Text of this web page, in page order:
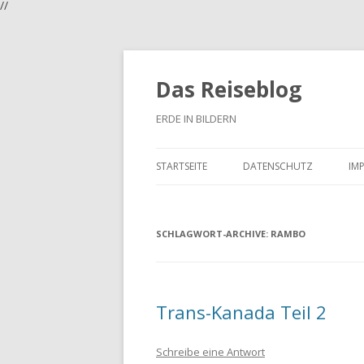
//
Das Reiseblog
ERDE IN BILDERN
STARTSEITE DATENSCHUTZ
SCHLAGWORT-ARCHIVE: RAMBO
Trans-Kanada Teil 2
Schreibe eine Antwort